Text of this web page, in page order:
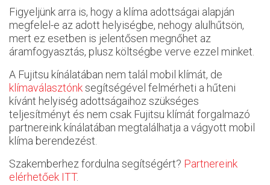
Figyeljünk arra is, hogy a klíma adottságai alapján
megfelel-e az adott helyiségbe, nehogy alulhűtsön,
mert ez esetben is jelentősen megnőhet az
áramfogyasztás, plusz költségbe verve ezzel minket.
A Fujitsu kínálatában nem talál mobil klímát, de
klímaválasztónksegítségével felmérheti a hűteni
kívánt helyiség adottságaihoz szükséges
teljesítményt és nem csak Fujitsu klímát forgalmazó
partnereink kínálatában megtalálhatja a vágyott mobil
klíma berendezést.
Szakemberhez fordulna segítségért? Partnereink
elérhetőek ITT.